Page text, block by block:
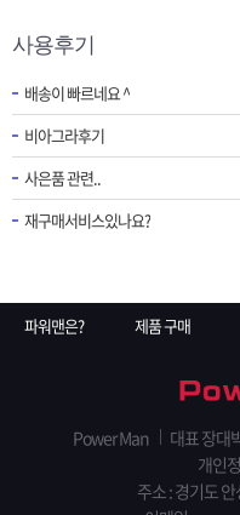
사용후기
배송이 빠르네요 ^
비아그라후기
사은품 관련..
재구매서비스있나요?
파워맨은? 제품 구매
Power Man 대표 장대
개인
주소 : 경기도